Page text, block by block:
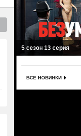
5 сезон 13 серия
ВСЕ НОВИНКИ